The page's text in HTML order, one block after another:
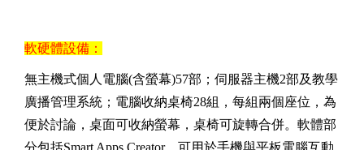
軟硬體設備：
無主機式個人電腦(含螢幕)57部；伺服器主機2部及教學
廣播管理系統；電腦收納桌椅28組，每組兩個座位，為
便於討論，桌面可收納螢幕，桌椅可旋轉合併。軟體部
分包括Smart Apps Creator，可用於手機與平板電腦互動